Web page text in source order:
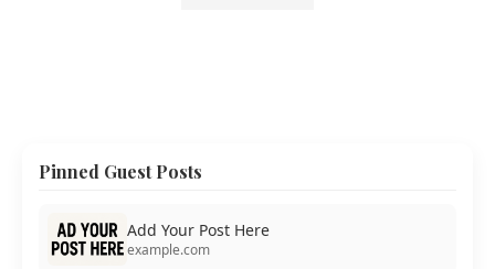
Pinned Guest Posts
Add Your Post Here
example.com